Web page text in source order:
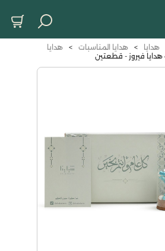
هدايا > هدايا المناسبات >
هدايا
فيروز - قطعتين